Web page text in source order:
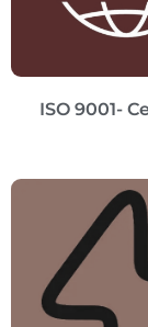
ISO 9001-